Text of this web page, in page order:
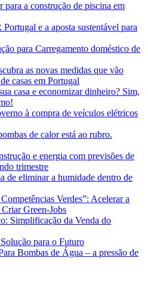
para a construção de piscina em
e a aposta sustentável para
para Carregamento doméstico de
as novas medidas que vão
casas em Portugal
casa e economizar dinheiro? Sim,
à compra de veículos elétricos
de calor está ao rubro.
e energia com previsões de
trimestre
de eliminar a humidade dentro de
Verdes”: Acelerar a
Green-Jobs
Simplificação da Venda do
para o Futuro
Bombas de Água – a pressão de